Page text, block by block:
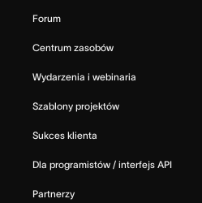
Forum
Centrum zasobów
Wydarzenia i webinaria
Szablony projektów
Sukces klienta
Dla programistów / interfejs API
Partnerzy